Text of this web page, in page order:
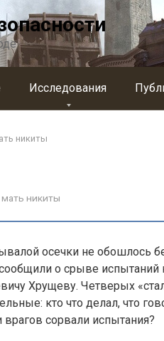
Исследования
никиты
мать никиты
осечки не обошлось
о срыве испытаний
Хрущеву. Четверых
кто что делал, что
сорвали испытания?